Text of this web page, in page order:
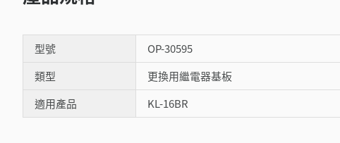
型號
OP-30595
類型
更換用繼電器基板
適用產品
KL-16BR